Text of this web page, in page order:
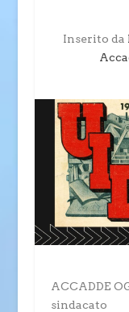
Inserito da
ACCADDE
sindacato